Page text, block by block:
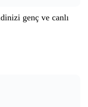
genç ve canlı